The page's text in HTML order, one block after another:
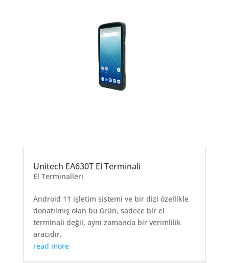
Unitech EA630T El Terminali
El Terminalleri
Android 11 işletim sistemi ve bir dizi özellikle
donatılmış olan bu ürün, sadece bir el
terminali değil, aynı zamanda bir verimlilik
aracıdır.
read more